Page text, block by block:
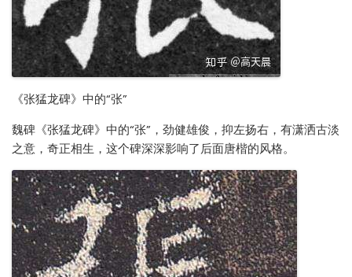
《张猛龙碑》中的“张”
魏碑《张猛龙碑》中的“张”，劲健雄俊，抑左扬右，有潇洒古淡
之意，奇正相生，这个碑深深影响了后面唐楷的风格。